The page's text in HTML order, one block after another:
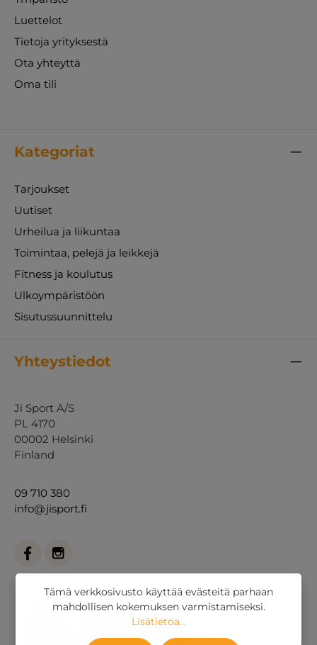
Luettelot
Tietoja yrityksestä
Ota yhteyttä
Oma tili
Kategoriat
Tarjoukset
Uutiset
Urheilua ja liikuntaa
Toimintaa, pelejä ja leikkejä
Fitness ja koulutus
Ulkoympäristöön
Sisutussuunnittelu
Yhteystiedot
Ji Sport A/S
PL 4170
00002 Helsinki
Finland
09 710 380
info@jisport.fi
Tämä verkkosivusto käyttää evästeitä parhaan
mahdollisen kokemuksen varmistamiseksi.
Lisätietoa...